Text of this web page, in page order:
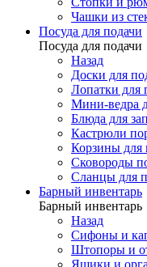
Чашки из
Посуда для подачи
Посуда для подачи
Назад
Доски для
Лопатки для
Мини-ведра
Блюда для
Кастрюли
Корзины для
Сковороды
Сланцы для
Барный инвентарь
Барный инвентарь
Назад
Сифоны и
Штопоры и
Ящики и